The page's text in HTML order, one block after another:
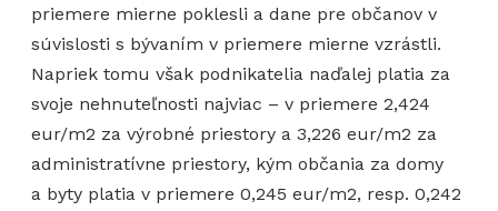
priemere mierne poklesli a dane pre občanov v
súvislosti s bývaním v priemere mierne vzrástli.
Napriek tomu však podnikatelia naďalej platia za
svoje nehnuteľnosti najviac – v priemere 2,424
eur/m2 za výrobné priestory a 3,226 eur/m2 za
administratívne priestory, kým občania za domy
a byty platia v priemere 0,245 eur/m2, resp. 0,242